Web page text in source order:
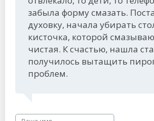
забыла форму смазать.
духовку, начала убирать
кисточка, которой
чистая. К счастью, нашла
получилось вытащить
проблем.